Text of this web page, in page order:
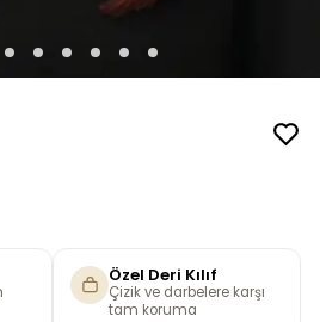
Özel Deri Kılıf
Çizik ve darbelere karşı
tam koruma